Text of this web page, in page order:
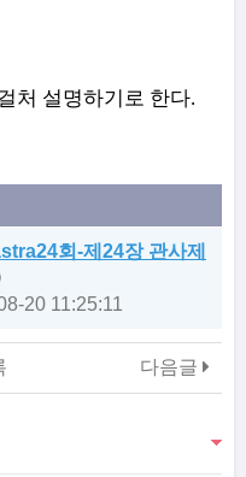
처 설명하기로 한다.
회-제24장 관사제
20 11:25:11
다음글